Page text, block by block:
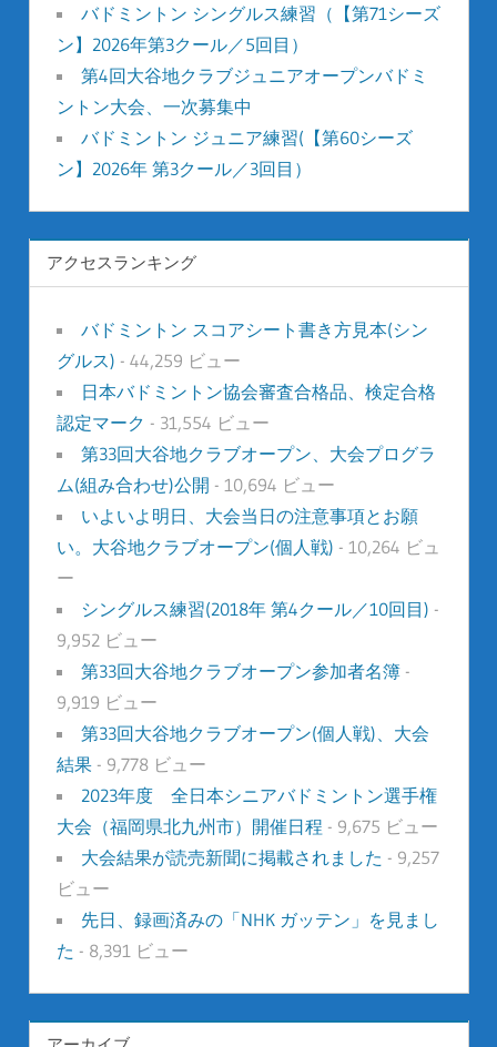
バドミントン シングルス練習（【第71シーズ
ン】2026年第3クール／5回目）
第4回大谷地クラブジュニアオープンバドミ
ントン大会、一次募集中
バドミントン ジュニア練習(【第60シーズ
ン】2026年 第3クール／3回目）
アクセスランキング
バドミントン スコアシート書き方見本(シン
グルス) - 44,259 ビュー
日本バドミントン協会審査合格品、検定合格
認定マーク - 31,554 ビュー
第33回大谷地クラブオープン、大会プログラ
ム(組み合わせ)公開 - 10,694 ビュー
いよいよ明日、大会当日の注意事項とお願
い。大谷地クラブオープン(個人戦) - 10,264 ビュ
ー
シングルス練習(2018年 第4クール／10回目) -
9,952 ビュー
第33回大谷地クラブオープン参加者名簿-
9,919 ビュー
第33回大谷地クラブオープン(個人戦)、大会
結果- 9,778 ビュー
2023年度 全日本シニアバドミントン選手権
大会（福岡県北九州市）開催日程 - 9,675 ビュー
大会結果が読売新聞に掲載されました - 9,257
ビュー
先日、録画済みの「NHK ガッテン」を見まし
た - 8,391 ビュー